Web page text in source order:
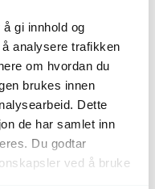
gi innhold og
analysere trafikken
om hvordan du
brukes innen
Dette
de har samlet inn
Du godtar
ved å bruke
FOR